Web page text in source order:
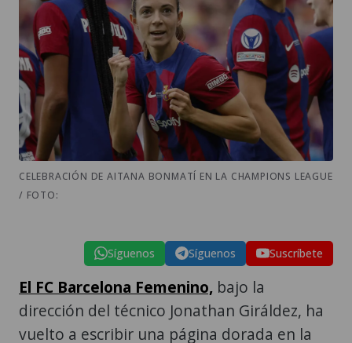
CELEBRACIÓN DE AITANA BONMATÍ EN LA CHAMPIONS LEAGUE
/ FOTO:
Síguenos Síguenos Suscríbete
El FC Barcelona Femenino, bajo la
dirección del técnico Jonathan Giráldez, ha
vuelto a escribir una página dorada en la